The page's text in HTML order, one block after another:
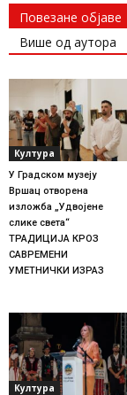
Повезане објаве
Више од аутора
Култура
У Градском музеју
Вршац отворена
изложба „Удвојене
слике света“
ТРАДИЦИЈА КРОЗ
САВРЕМЕНИ
УМЕТНИЧКИ ИЗРАЗ
Култура